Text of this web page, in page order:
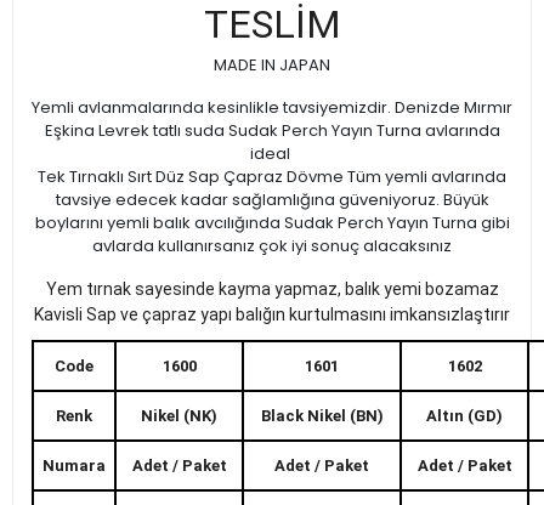
TESLİM
MADE IN JAPAN
Yemli avlanmalarında kesinlikle tavsiyemizdir. Denizde Mırmır
Eşkina Levrek tatlı suda Sudak Perch Yayın Turna avlarında
ideal
Tek Tırnaklı Sırt Düz Sap Çapraz Dövme Tüm yemli avlarında
tavsiye edecek kadar sağlamlığına güveniyoruz. Büyük
boylarını yemli balık avcılığında Sudak Perch Yayın Turna gibi
avlarda kullanırsanız çok iyi sonuç alacaksınız
Yem tırnak sayesinde kayma yapmaz, balık yemi bozamaz
Kavisli Sap ve çapraz yapı balığın kurtulmasını imkansızlaştırır
Code 1600 1601 1602
Renk Nikel (NK) Black Nikel (BN) Altın (GD)
Numara Adet / Paket Adet / Paket Adet / Paket